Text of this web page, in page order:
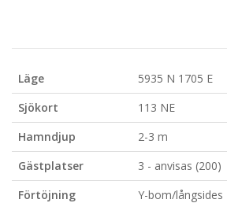
Läge
5935 N 1705 E
Sjökort
113 NE
Hamndjup
2-3 m
Gästplatser
3 - anvisas (200)
Förtöjning
Y-bom/långsides